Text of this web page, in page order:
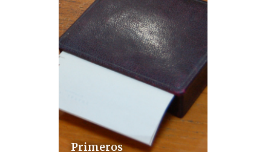
Primeros